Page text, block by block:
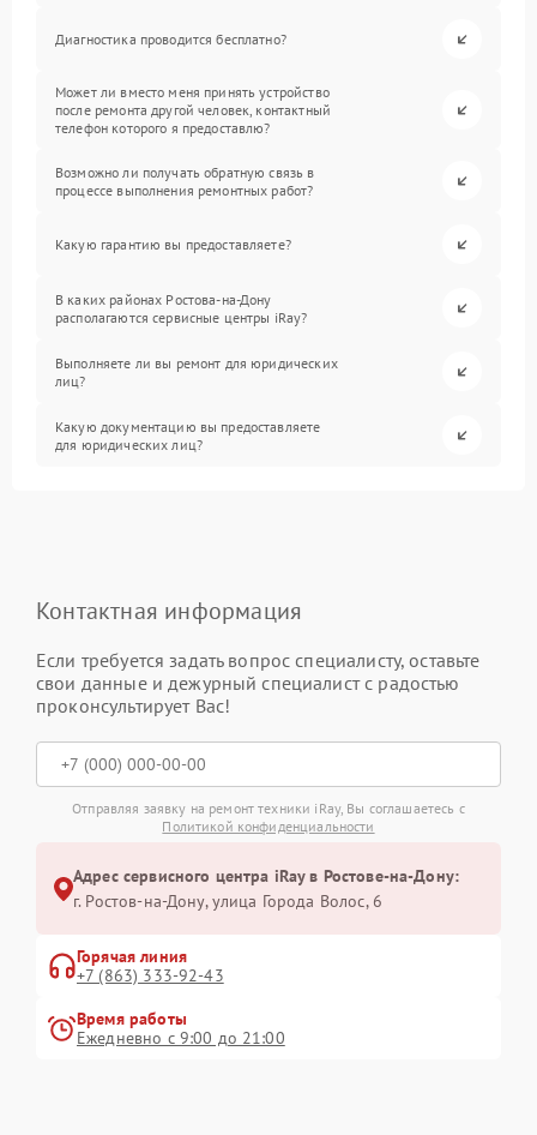
Диагностика проводится бесплатно?
Может ли вместо меня принять устройство
после ремонта другой человек, контактный
телефон которого я предоставлю?
Возможно ли получать обратную связь в
процессе выполнения ремонтных работ?
Какую гарантию вы предоставляете?
В каких районах Ростова-на-Дону
располагаются сервисные центры iRay?
Выполняете ли вы ремонт для юридических
лиц?
Какую документацию вы предоставляете
для юридических лиц?
Контактная информация
Если требуется задать вопрос специалисту, оставьте
свои данные и дежурный специалист с радостью
проконсультирует Вас!
Отправляя заявку на ремонт техники iRay, Вы соглашаетесь с
Политикой конфиденциальности
Адрес сервисного центра iRay в Ростове-на-Дону:
г. Ростов-на-Дону, улица Города Волос, 6
Горячая линия
+7 (863) 333-92-43
Время работы
Ежедневно с 9:00 до 21:00